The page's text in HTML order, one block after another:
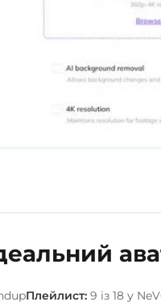
Плейлист: 9 із 18 у